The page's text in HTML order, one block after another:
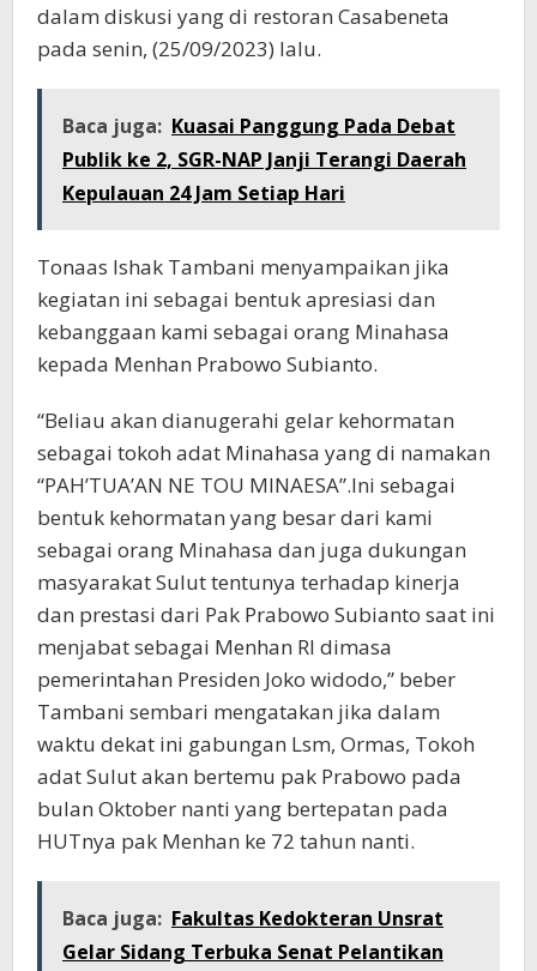
dalam diskusi yang di restoran Casabeneta
pada senin, (25/09/2023) lalu.
Baca juga: Kuasai Panggung Pada Debat
Publik ke 2, SGR-NAP Janji Terangi Daerah
Kepulauan 24 Jam Setiap Hari
Tonaas Ishak Tambani menyampaikan jika
kegiatan ini sebagai bentuk apresiasi dan
kebanggaan kami sebagai orang Minahasa
kepada Menhan Prabowo Subianto.
“Beliau akan dianugerahi gelar kehormatan
sebagai tokoh adat Minahasa yang di namakan
“PAH’TUA’AN NE TOU MINAESA”.Ini sebagai
bentuk kehormatan yang besar dari kami
sebagai orang Minahasa dan juga dukungan
masyarakat Sulut tentunya terhadap kinerja
dan prestasi dari Pak Prabowo Subianto saat ini
menjabat sebagai Menhan RI dimasa
pemerintahan Presiden Joko widodo,” beber
Tambani sembari mengatakan jika dalam
waktu dekat ini gabungan Lsm, Ormas, Tokoh
adat Sulut akan bertemu pak Prabowo pada
bulan Oktober nanti yang bertepatan pada
HUTnya pak Menhan ke 72 tahun nanti.
Baca juga: Fakultas Kedokteran Unsrat
Gelar Sidang Terbuka Senat Pelantikan